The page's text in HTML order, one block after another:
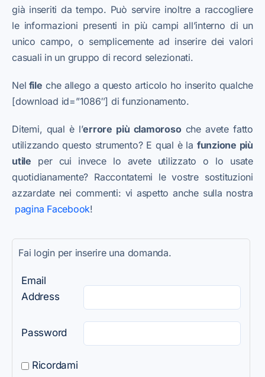
già inseriti da tempo. Può servire inoltre a raccogliere
le informazioni presenti in più campi all’interno di un
unico campo, o semplicemente ad inserire dei valori
casuali in un gruppo di record selezionati.
Nel file che allego a questo articolo ho inserito qualche
[download id=”1086″] di funzionamento.
Ditemi, qual è l’errore più clamorosoche avete fatto
utilizzando questo strumento? E qual è la funzione più
utile per cui invece lo avete utilizzato o lo usate
quotidianamente? Raccontatemi le vostre sostituzioni
azzardate nei commenti: vi aspetto anche sulla nostra
pagina Facebook!
Fai login per inserire una domanda.
Email
Address
Password
Ricordami